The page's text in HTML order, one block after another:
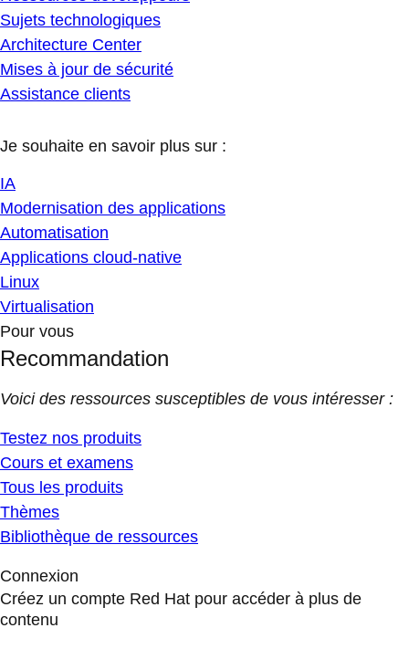
Sujets technologiques
Architecture Center
Mises à jour de sécurité
Assistance clients
Je souhaite en savoir plus sur :
IA
Modernisation des applications
Automatisation
Applications cloud-native
Linux
Virtualisation
Pour vous
Recommandation
Voici des ressources susceptibles de vous intéresser :
Testez nos produits
Cours et examens
Tous les produits
Thèmes
Bibliothèque de ressources
Connexion
Créez un compte Red Hat pour accéder à plus de
contenu